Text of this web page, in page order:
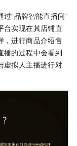
“品牌智能直播间”
台实现在其店铺直
，进行商品介绍售
播的过程中会看到
虚拟人主播进行对